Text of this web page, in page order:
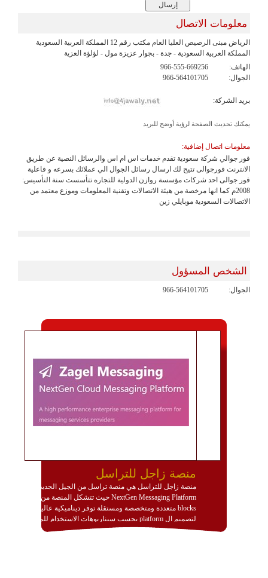
معلومات الاتصال
الرياض مبنى الرصيص العليا العام مكتب رقم 12 المملكة العربية السعودية
المملكة العربية السعودية - جدة - بجوار عزيزة مول - لؤلؤة العزية
الهاتف:
966-555-669256
الجوال:
966-564101705
بريد الشركة:
يمكنك تحديث الصفحة لرؤية أوضح للبريد
معلومات اتصال إضافية:
فور جوالي شركة سعودية تقدم خدمات اس ام اس والرسائل النصية عن طريق
الانترنت فورجوالى تتيح لك ارسال رسائل الجوال الي عملائك بسرعه و فاعلية
فور جوالى احد شركات مؤسسة روازن الدولية للتجاره تتأسست سنة التأسيس:
2008م كما انها مرخصة من هيئة الاتصالات وتقنية المعلومات وموزع معتمد من
الاتصالات السعودية موبايلي زين
الشخص المسؤول
الجوال: 966-564101705
منصة زاجل للتراسل
منصة زاجل للتراسل هي منصة تراسل من الجيل الجديد
NextGen Messaging Platform حيث تتشكل المنصة من
blocks متعددة ومتخصصة ومستقلة توفر ديناميكية عالية
لتصميم ال platform بحسب سيناريوهات الاستخدام للمنصة
وتتوافق مع النشر والاستثمار ضمن بيئة استضافة dedicated